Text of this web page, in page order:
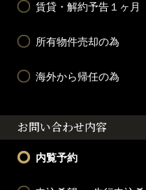
賃貸・解約予告１ヶ月
所有物件売却の為
海外から帰任の為
お問い合わせ内容
内覧予約